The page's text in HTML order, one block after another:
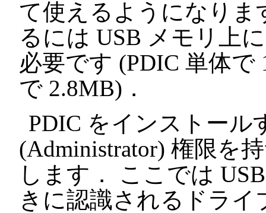
て使えるようになりま
るには USB メモリ上
必要です (PDIC 単体で
で 2.8MB)．
PDIC をインストール
(Administrator) 権限を
します． ここでは
きに認識されるドライ